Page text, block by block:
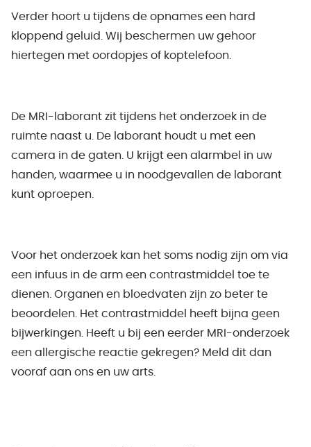
Verder hoort u tijdens de opnames een hard
kloppend geluid. Wij beschermen uw gehoor
hiertegen met oordopjes of koptelefoon.
De MRI-laborant zit tijdens het onderzoek in de
ruimte naast u. De laborant houdt u met een
camera in de gaten. U krijgt een alarmbel in uw
handen, waarmee u in noodgevallen de laborant
kunt oproepen.
Voor het onderzoek kan het soms nodig zijn om via
een infuus in de arm een contrastmiddel toe te
dienen. Organen en bloedvaten zijn zo beter te
beoordelen. Het contrastmiddel heeft bijna geen
bijwerkingen. Heeft u bij een eerder MRI-onderzoek
een allergische reactie gekregen? Meld dit dan
vooraf aan ons en uw arts.